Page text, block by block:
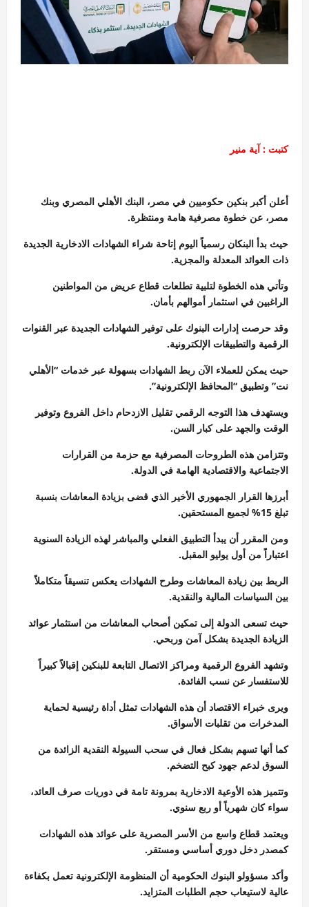
كتبت : آية منير
أعلن أكبر بنكين حكوميين في مصر، البنك الأهلي المصري وبنك
مصر، عن خطوة مصرفية هامة ومنتظرة.
حيث بدأ البنكان رسمياً اليوم إتاحة شراء الشهادات الادخارية الجديدة
ذات العوائد المعدلة والمجزية.
وتأتي هذه الخطوة لتلبية تطلعات قطاع عريض من المواطنين
الراغبين في استثمار أموالهم بأمان.
وقد حرصت إدارات البنوك على توفير الشهادات الجديدة عبر القنوات
الرقمية والتطبيقات الإلكترونية.
حيث يمكن للعملاء الآن ربط الشهادات بسهولة عبر خدمات “الأهلي
نت” وتطبيق “المحافظ الإلكترونية”.
ويستهدف هذا التوجه الرقمي تقليل الازدحام داخل الفروع وتوفير
الوقت والجهد على كبار السن.
وتتزامن هذه الطروحات المصرفية مع حزمة من القرارات
الاجتماعية والاقتصادية الهامة في الدولة.
أبرزها القرار الجمهوري الأخير الذي قضى بزيادة المعاشات بنسبة
تبلغ 15% لجميع المستحقين.
ومن المقرر أن يبدأ التطبيق الفعلي والمباشر لهذه الزيادة السنوية
اعتباراً من أول يوليو المقبل.
الربط بين زيادة المعاشات وطرح الشهادات يعكس تنسيقاً متكاملاً
بين السياسات المالية والنقدية.
حيث تسعى الدولة إلى تمكين أصحاب المعاشات من استثمار عوائد
الزيادة الجديدة بشكل آمن وربحي.
وتشهد الفروع الرقمية ومراكز الاتصال التابعة للبنكين إقبالاً كبيراً
للاستفسار عن نسب الفائدة.
ويرى خبراء الاقتصاد أن هذه الشهادات تمثل أداة رئيسية لحماية
المدخرات من تقلبات الأسواق.
كما أنها تسهم بشكل فعال في سحب السيولة النقدية الزائدة من
السوق لدعم جهود كبح التضخم.
وتتميز هذه الأوعية الادخارية بمرونة تامة في دوريات صرف العائد،
سواء كان شهرياً أو ربع سنوي.
ويعتمد قطاع واسع من الأسر المصرية على عوائد هذه الشهادات
كمصدر دخل دوري أساسي ومستقر.
وأكد مسؤولو البنوك الحكومية أن المنظومة الإلكترونية تعمل بكفاءة
عالية لاستيعاب حجم الطلبات المتزايد.